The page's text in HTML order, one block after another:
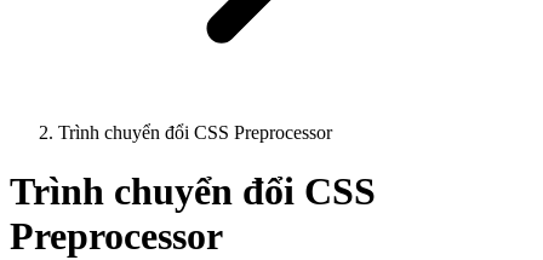
Trình chuyển đổi CSS Preprocessor
Trình chuyển đổi CSS
Preprocessor